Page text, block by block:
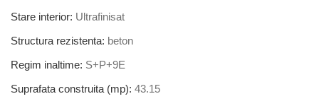
Stare interior: Ultrafinisat
Structura rezistenta: beton
Regim inaltime: S+P+9E
Suprafata construita (mp): 43.15